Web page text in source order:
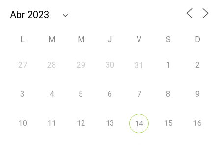
L M M J V S D
27 28 29 30 31 1 2
3 4 5 6 7 8 9
10 11 12 13 14 15 16